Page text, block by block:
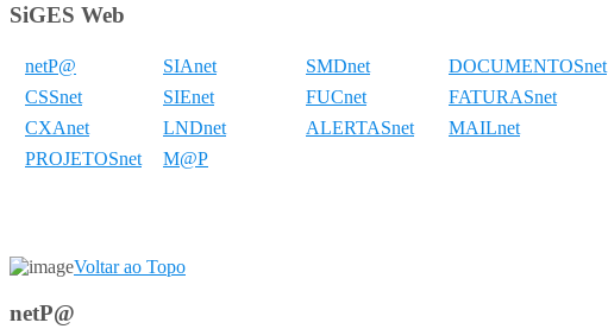
SiGES Web
netP@ SIAnet SMDnet DOCUMENTOSnet
CSSnet
SIEnet FUCnet FATURASnet
CXAnet
LNDnet ALERTASnet MAILnet
PROJETOSnet
M@P
Voltar ao Topo
netP@